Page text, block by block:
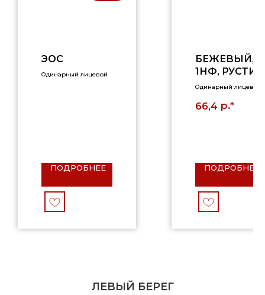
ЭОС
Одинарный лицевой
ПОДРОБНЕЕ
БЕЖЕВЫЙ,
1НФ, РУСТИК
Одинарный лицевой
66,4 р.*
ПОДРОБНЕЕ
ЛЕВЫЙ БЕРЕГ